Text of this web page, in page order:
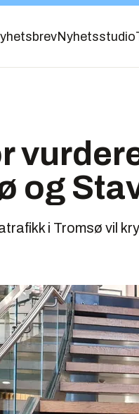
Nyhetsstudio
og
i Tromsø vil